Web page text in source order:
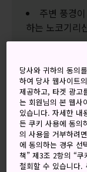
주변 풍경
하는 노코기리
마더 보쿠
미쓰이 아
오시는 길
기사라즈 지방에
는 아쿠아 라인
당사와 귀하의 동의
하여 당사 웹사이트
제공하고, 타겟 광고
는 회원님의 본 웹사
있습니다. 자세한 내
든 쿠키 사용에 동의
의 사용을 거부하려
에 동의하는 경우 선
책” 제3조 2항의 “
철회할 수 있습니다.